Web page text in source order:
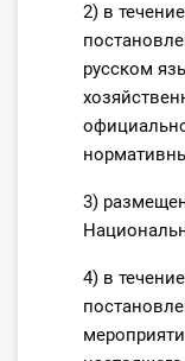
2) в
русском
3)
4) в